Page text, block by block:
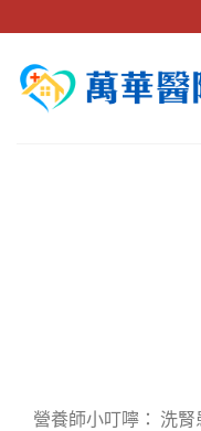
to
content
營養師小叮嚀： 洗